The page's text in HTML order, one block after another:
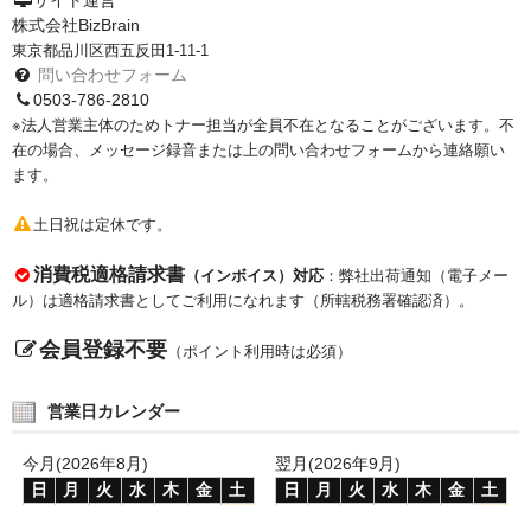
株式会社BizBrain
東京都品川区西五反田1-11-1
問い合わせフォーム
0503-786-2810
※法人営業主体のためトナー担当が全員不在となることがございます。不
在の場合、メッセージ録音または上の問い合わせフォームから連絡願い
ます。
土日祝は定休です。
消費税適格請求書 （インボイス）対応 ：弊社出荷通知（電子メー
ル）は適格請求書としてご利用になれます（所轄税務署確認済）。
会員登録不要 （ポイント利用時は必須）
営業日カレンダー
今月(2026年8月)
日
月 火 水 木 金
土
翌月(2026年9月)
日
月 火 水 木 金
土